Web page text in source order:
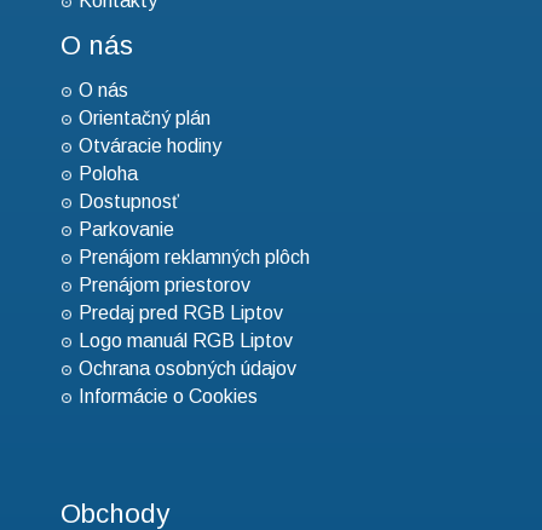
O nás
O nás
Orientačný plán
Otváracie hodiny
Poloha
Dostupnosť
Parkovanie
Prenájom reklamných plôch
Prenájom priestorov
Predaj pred RGB Liptov
Logo manuál RGB Liptov
Ochrana osobných údajov
Informácie o Cookies
Obchody